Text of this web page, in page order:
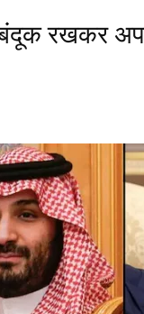
रखकर